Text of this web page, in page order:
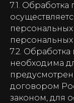
7.1.
7.2.
необходима
договором
законом, для